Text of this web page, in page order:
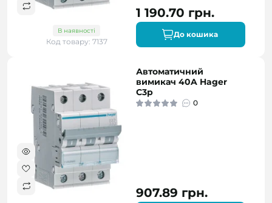
В наявності
Код товару: 7137
1 190.70 грн.
До кошика
Автоматичний
вимикач 40A Hager
C3p
0
907.89 грн.